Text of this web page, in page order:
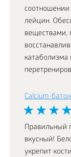
соотношении
лейцин.
веществами,
Calcium-
Правильный
вкусный!
укрепит